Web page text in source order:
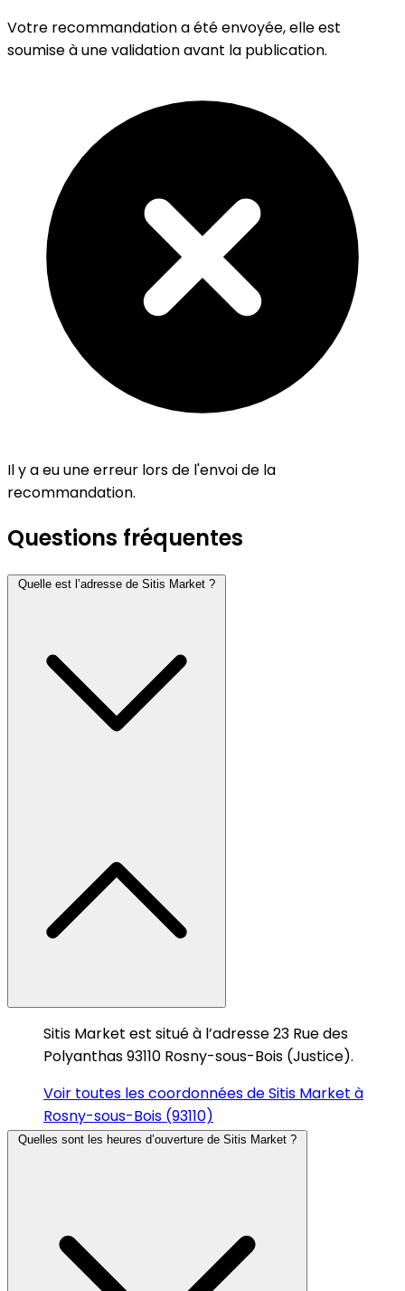
Votre recommandation a été envoyée, elle est
soumise à une validation avant la publication.
Il y a eu une erreur lors de l'envoi de la
recommandation.
Questions fréquentes
Quelle est l’adresse de Sitis Market ?
Sitis Market est situé à l’adresse 23 Rue des
Polyanthas 93110 Rosny-sous-Bois (Justice).
Voir toutes les coordonnées de Sitis Market à
Rosny-sous-Bois (93110)
Quelles sont les heures d’ouverture de Sitis Market ?